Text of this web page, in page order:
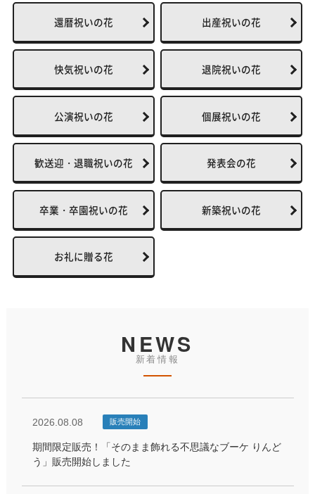
還暦祝いの花 出産祝いの花
快気祝いの花 退院祝いの花
公演祝いの花 個展祝いの花
歓送迎・退職祝いの花 発表会の花
卒業・卒園祝いの花 新築祝いの花
お礼に贈る花